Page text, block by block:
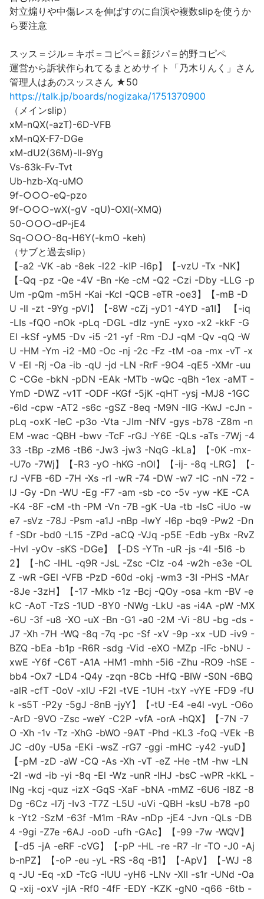
対立煽りや中傷レスを伸ばすのに自演や複数slipを使うか
ら要注意
スッス＝ジル＝キボ＝コピペ＝顔ジパ＝的野コピペ
運営から訴状作られてるまとめサイト「乃木りんく」さん
管理人はあのスッスさん ★50
https://talk.jp/boards/nogizaka/1751370900
（メインslip）
xM-nQX(-azT)-6D-VFB
xM-nQX-F7-DGe
xM-dU2(36M)-ll-9Yg
Vs-63k-Fv-Tvt
Ub-hzb-Xq-uMO
9f-○○○-eQ-pzo
9f-○○○-wX(-gV -qU)-OXl(-XMQ)
50-○○○-dP-jE4
Sq-○○○-8q-H6Y(-kmO -keh)
（サブと過去slip）
【-a2 -VK -ab -8ek -l22 -kIP -l6p】【-vzU -Tx -NK】
【-Qq -pz -Qe -4V -Bn -Ke -cM -Q2 -Czi -Dby -LLG -p
Um -pQm -m5H -Kai -Kcl -QCB -eTR -oe3】【-mB -D
U -ll -zt -9Yg -pVl】【-8W -cZj -yD1 -4YD -a1I】 【-iq
-LIs -fQO -nOk -pLq -DGL -dIz -ynE -yxo -x2 -kkF -G
El -kSf -yM5 -Dv -i5 -21 -yf -Rm -DJ -qM -Qv -qQ -W
U -HM -Ym -i2 -M0 -Oc -nj -2c -Fz -tM -oa -mx -vT -x
V -El -Rj -Oa -ib -qU -jd -LN -RrF -9O4 -qE5 -XMr -uu
C -CGe -bkN -pDN -EAk -MTb -wQc -qBh -1ex -aMT -
YmD -DWZ -v1T -ODF -KGf -5jK -qHT -ysj -MJ8 -1GC
-6Id -cpw -AT2 -s6c -gSZ -8eq -M9N -IIG -KwJ -cJn -
pLq -oxK -IeC -p3o -Vta -JIm -NfV -gys -b78 -Z8m -n
EM -wac -QBH -bwv -TcF -rGJ -Y6E -QLs -aTs -7Wj -4
33 -tBp -zM6 -tB6 -Jw3 -jw3 -NqG -kLa】【-0K -mx-
-U7o -7Wj】【-R3 -yO -hKG -nOl】【-ij- -8q -LRG】【-
rJ -VFB -6D -7H -Xs -rI -wR -74 -DW -w7 -IC -nN -72 -
IJ -Gy -Dn -WU -Eg -F7 -am -sb -co -5v -yw -KE -CA
-K4 -8F -cM -th -PM -Vn -7B -gK -Ua -tb -lsC -iUo -w
e7 -sVz -78J -Psm -a1J -nBp -lwY -l6p -bq9 -Pw2 -Dn
f -SDr -bd0 -L15 -ZPd -aCQ -VJq -p5E -Edb -yBx -RvZ
-Hvl -yOv -sKS -DGe】【-DS -YTn -uR -js -4I -5l6 -b
2】【-hC -lHL -q9R -JsL -Zsc -CIz -o4 -w2h -e3e -OL
Z -wR -GEl -VFB -PzD -60d -okj -wm3 -3I -PHS -MAr
-8Je -3zH】【-17 -Mkb -1z -Bcj -QOy -osa -km -BV -e
kC -AoT -TzS -1UD -8Y0 -NWg -LkU -as -i4A -pW -MX
-6U -3f -u8 -XO -uX -Bn -G1 -a0 -2M -Vi -8U -bg -ds -
J7 -Xh -7H -WQ -8q -7q -pc -Sf -xV -9p -xx -UD -iv9 -
BZQ -bEa -b1p -R6R -sdg -Vid -eXO -MZp -lFc -bNU -
xwE -Y6f -C6T -A1A -HM1 -mhh -5i6 -Zhu -RO9 -hSE -
bb4 -Ox7 -LD4 -Q4y -zqn -8Cb -HfQ -BIW -S0N -6BQ
-alR -cfT -0oV -xlU -F2I -tVE -1UH -txY -vYE -FD9 -fU
k -s5T -P2y -5gJ -8nB -jyY】【-tU -E4 -e4l -vyL -O6o
-ArD -9VO -Zsc -weY -C2P -vfA -orA -hQX】【-7N -7
O -Xh -1v -Tz -XhG -bWO -9AT -Phd -KL3 -foQ -VEk -B
JC -d0y -U5a -EKi -wsZ -rG7 -ggi -mHC -y42 -yuD】
【-pM -zD -aW -CQ -As -Xh -vT -eZ -He -tM -hw -LN
-2I -wd -ib -yi -8q -El -Wz -unR -IHJ -bsC -wPR -kKL -
lNg -kcj -quz -izX -GqS -XaF -bNA -mMZ -6U6 -I8Z -8
Dg -6Cz -l7j -Iv3 -T7Z -L5U -uVi -QBH -ksU -b78 -p0
k -Yt2 -SzM -63f -M1m -RAv -nDp -jE4 -Jvn -QLs -DB
4 -9gi -Z7e -6AJ -ooD -ufh -GAc】【-99 -7w -WQV】
【-d5 -jA -eRF -cVG】【-pP -HL -re -R7 -lr -TO -J0 -Aj
b-nPZ】【-oP -eu -yL -RS -8q -B1】【-ApV】【-WJ -8
q -JU -Eq -xD -TcG -IUU -yH6 -LNv -XII -s1r -UNd -Oa
Q -xij -oxV -jIA -Rf0 -4fF -EDY -KZK -gN0 -q66 -6tb -